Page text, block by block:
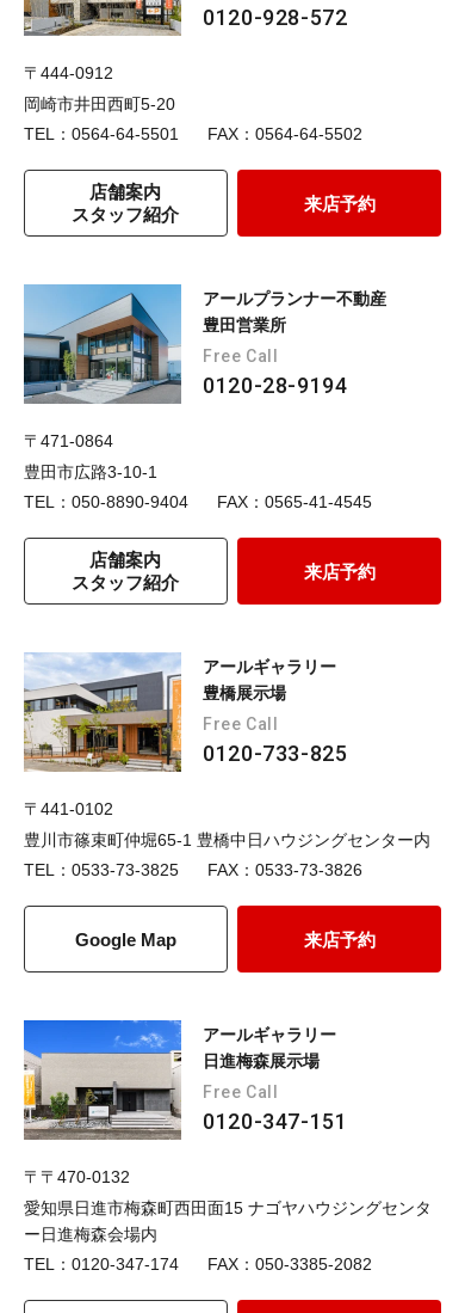
0120-928-572
〒444-0912
岡崎市井田西町5-20
TEL：0564-64-5501
FAX：0564-64-5502
店舗案内
スタッフ紹介
来店予約
アールプランナー不動産
豊田営業所
Free Call
0120-28-9194
〒471-0864
豊田市広路3-10-1
TEL：050-8890-9404
FAX：0565-41-4545
店舗案内
スタッフ紹介
来店予約
アールギャラリー
豊橋展示場
Free Call
0120-733-825
〒441-0102
豊川市篠束町仲堀65-1 豊橋中日ハウジングセンター内
TEL：0533-73-3825
FAX：0533-73-3826
Google Map 来店予約
アールギャラリー
日進梅森展示場
Free Call
0120-347-151
〒〒470-0132
愛知県日進市梅森町西田面15 ナゴヤハウジングセンタ
ー日進梅森会場内
TEL：0120-347-174
FAX：050-3385-2082